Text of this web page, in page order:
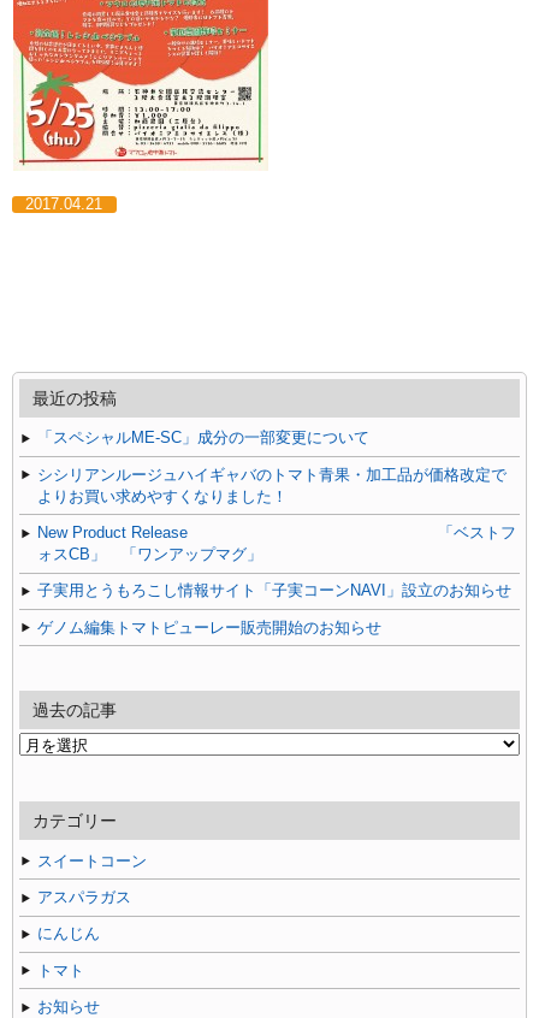
2017.04.21
最近の投稿
「スペシャルME-SC」成分の一部変更について
シシリアンルージュハイギャバのトマト青果・加工品が価格改定で
よりお買い求めやすくなりました！
New Product Release 「ベストフ
ォスCB」 「ワンアップマグ」
子実用とうもろこし情報サイト「子実コーンNAVI」設立のお知らせ
ゲノム編集トマトピューレー販売開始のお知らせ
過去の記事
過
記
事
カテゴリー
スイートコーン
アスパラガス
にんじん
トマト
お知らせ